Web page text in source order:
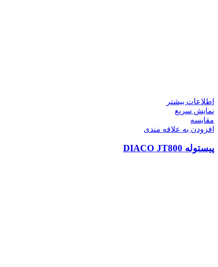
اطلاعات بیشتر
نمایش سریع
مقايسه
افزودن به علاقه مندی
پیستوله DIACO JT800